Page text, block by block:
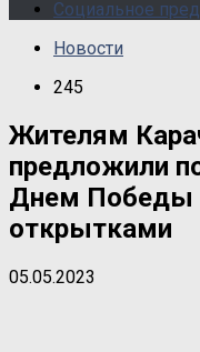
Социальное
Новости
245
Жителям
предложили
Днем Победы
открытками
05.05.2023